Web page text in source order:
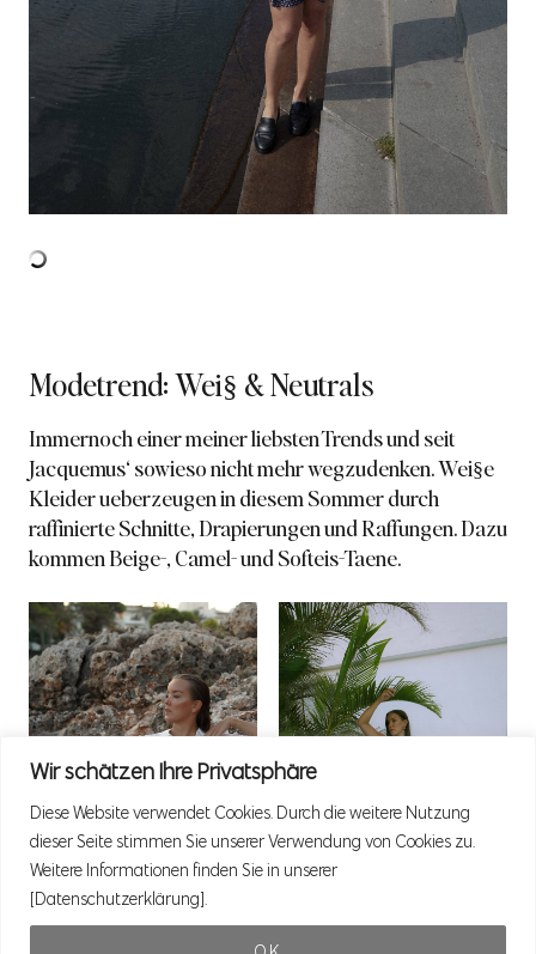
Wir schätzen Ihre Privatsphäre
Diese Website verwendet Cookies. Durch die weitere Nutzung
dieser Seite stimmen Sie unserer Verwendung von Cookies zu.
Weitere Informationen finden Sie in unserer
[Datenschutzerklärung].
Modetrend: Wei§ & Neutrals
Immernoch einer meiner liebsten Trends und seit
Jacquemus‘ sowieso nicht mehr wegzudenken. Wei§e
Kleider ueberzeugen in diesem Sommer durch
raffinierte Schnitte, Drapierungen und Raffungen. Dazu
kommen Beige-, Camel- und Softeis-Taene.